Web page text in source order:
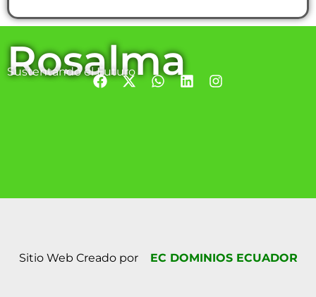
Rosalma
Sustentando el Futuro
Sitio Web Creado por EC DOMINIOS ECUADOR